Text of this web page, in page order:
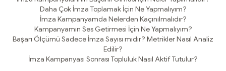
Daha Çok İmza Toplamak İçin Ne Yapmalıyım?
İmza Kampanyamda Nelerden Kaçınılmalıdır?
Kampanyamın Ses Getirmesi İçin Ne Yapmalıyım?
Başarı Ölçümü Sadece İmza Sayısı mıdır? Metrikler Nasıl Analiz
Edilir?
İmza Kampanyası Sonrası Topluluk Nasıl Aktif Tutulur?